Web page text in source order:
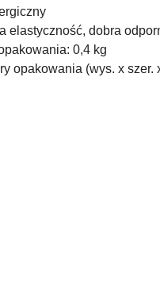
elastyczność, dobra
0,4 kg
opakowania (wys. x szer.